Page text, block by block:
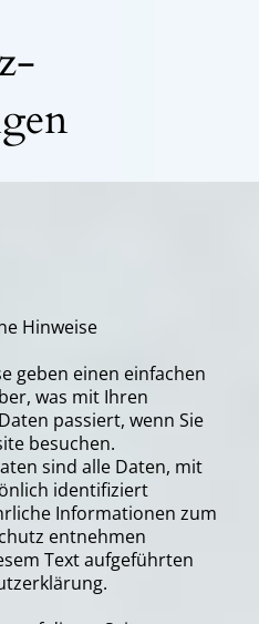
Hinweise
geben einen einfachen
was mit Ihren
passiert, wenn Sie
besuchen.
sind alle Daten, mit
identifiziert
Informationen zum
entnehmen
Text aufgeführten